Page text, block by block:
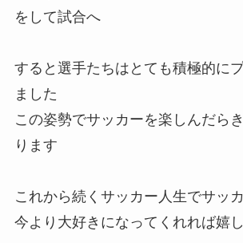
をして試合へ
すると選手たちはとても積極的に
ました
この姿勢でサッカーを楽しんだら
ります
これから続くサッカー人生でサッ
今より大好きになってくれれば嬉